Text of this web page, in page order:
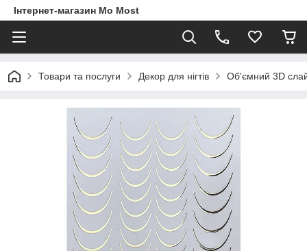
Інтернет-магазин Mo Most
Товари та послуги Декор для нігтів Об'ємний 3D